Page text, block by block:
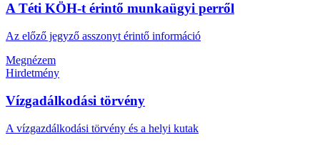
A Téti KÖH-t érintő munkaügyi perről
Az előző jegyző asszonyt érintő információ
Megnézem
Hirdetmény
Vízgadálkodási törvény
A vízgazdálkodási törvény és a helyi kutak